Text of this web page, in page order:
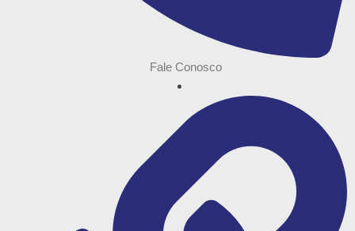
Fale Conosco